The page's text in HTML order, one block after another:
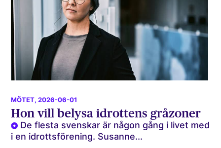
MÖTET, 2026-06-01
Hon vill belysa idrottens gråzoner
De flesta svenskar är någon gång i livet med
i en idrottsförening. Susanne...